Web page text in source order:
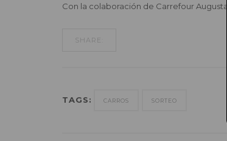
Con la colaboración de Carrefour Augusta.
SHARE:
TAGS: CARROS SORTEO